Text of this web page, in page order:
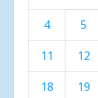
4
5
11
12
18
19